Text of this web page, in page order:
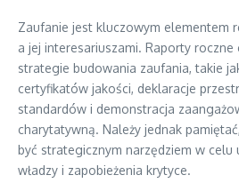
Zaufanie jest kluczowym elementem
a jej interesariuszami. Raporty
strategie budowania zaufania, takie
certyfikatów jakości, deklaracje
standardów i demonstracja
charytatywną. Należy jednak
być strategicznym narzędziem w celu
władzy i zapobieżenia krytyce.